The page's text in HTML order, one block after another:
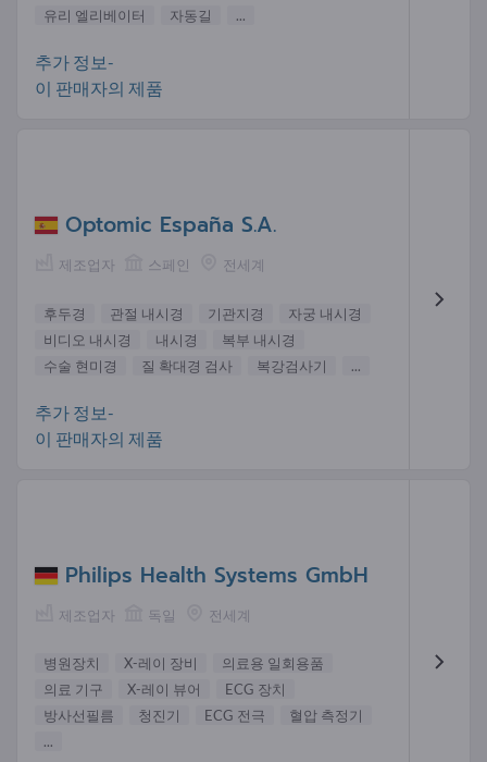
유리 엘리베이터
자동길 ...
추가 정보-
이 판매자의 제품
Optomic España S.A.
제조업자 스페인 전세계
후두경 관절 내시경 기관지경
자궁 내시경
비디오 내시경
내시경
복부 내시경
수술 현미경
질 확대경 검사 복강검사기 ...
추가 정보-
이 판매자의 제품
Philips Health Systems GmbH
제조업자 독일 전세계
병원장치 X-레이 장비
의료용 일회용품
의료 기구
X-레이 뷰어
ECG 장치
방사선필름
청진기 ECG 전극
혈압 측정기
...